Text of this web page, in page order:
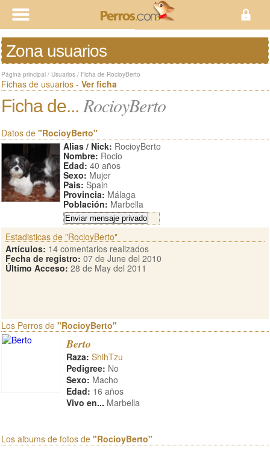
Zona usuarios
Página principal / Usuarios / Ficha de RocioyBerto
Fichas de usuarios - Ver ficha
Ficha de... RocioyBerto
Datos de "RocioyBerto"
Alias / Nick: RocioyBerto
Nombre: Rocio
Edad: 40 años
Sexo: Mujer
Pais: Spain
Provincia: Málaga
Población: Marbella
Estadisticas de "RocioyBerto"
Artículos: 14 comentarios realizados
Fecha de registro: 07 de June del 2010
Último Acceso: 28 de May del 2011
Los Perros de "RocioyBerto"
Berto
Raza: ShihTzu
Pedigree: No
Sexo: Macho
Edad: 16 años
Vivo en... Marbella
Los albums de fotos de "RocioyBerto"